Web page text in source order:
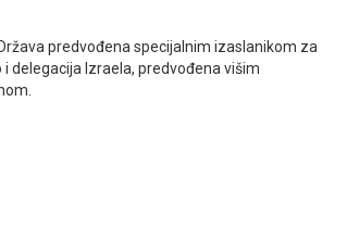
predvođena specijalnim izaslanikom za
delegacija Izraela, predvođena višim